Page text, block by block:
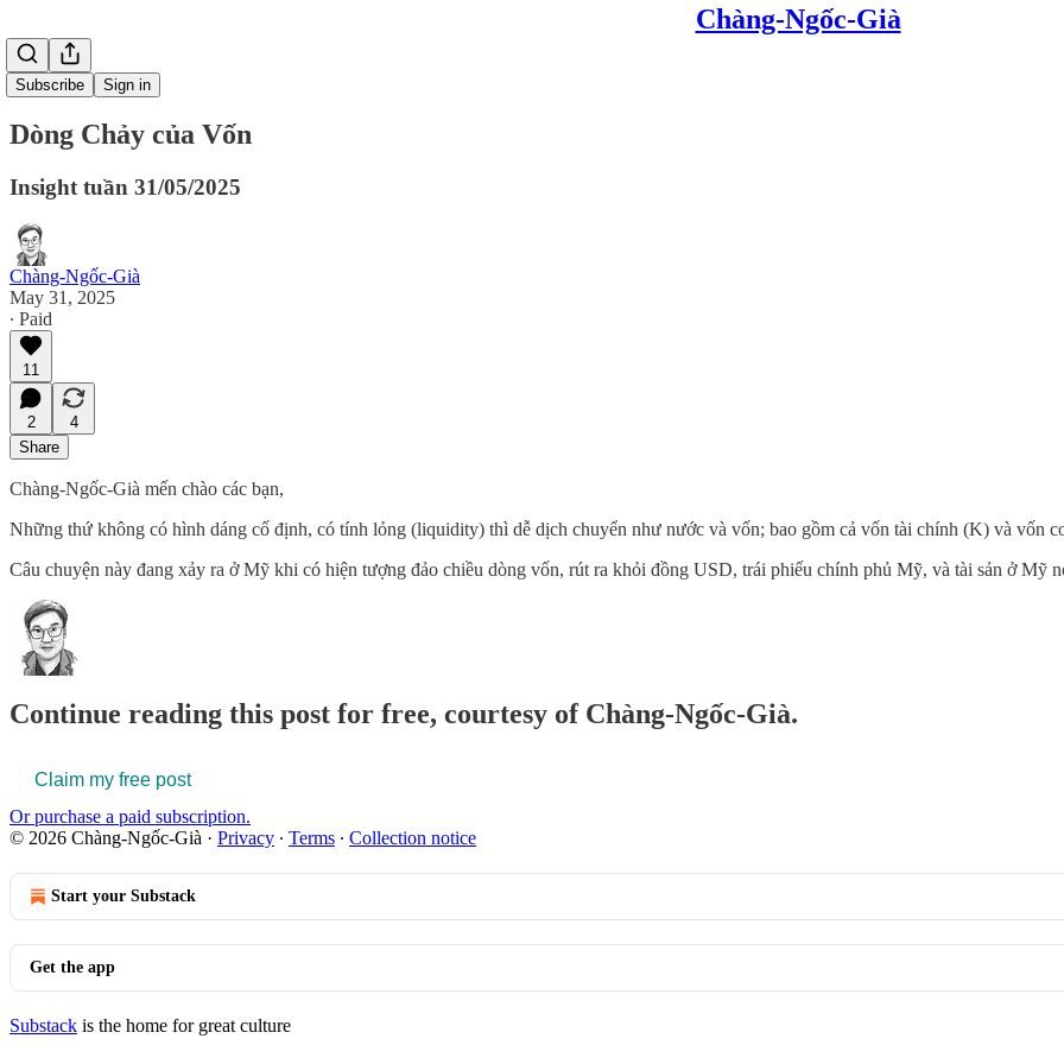
Chàng-Ngốc-Già
Subscribe Sign in
Dòng Chảy của Vốn
Insight tuần 31/05/2025
Chàng-Ngốc-Già
May 31, 2025
∙ Paid
11
2
4
Share
Chàng-Ngốc-Già mến chào các bạn,
Những thứ không có hình dáng cố định, có tính lỏng (liquidity) thì dễ dịch chuyển như nước và vốn; bao gồm cả vốn tài chính (K) và vốn
Câu chuyện này đang xảy ra ở Mỹ khi có hiện tượng đảo chiều dòng vốn, rút ra khỏi đồng USD, trái phiếu chính phủ Mỹ, và tài sản ở Mỹ
Continue reading this post for free, courtesy of Chàng-Ngốc-Già.
Claim my free post
Or purchase a paid subscription.
© 2026 Chàng-Ngốc-Già · Privacy ∙ Terms ∙ Collection notice
Start your Substack
Get the app
Substack is the home for great culture